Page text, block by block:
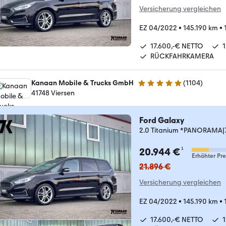
Versicherung vergleichen
EZ 04/2022 • 145.190 km •
17.600,-€ NETTO
RÜCKFAHRKAMERA
Kanaan Mobile & Trucks GmbH 4.9 Sterne (1104)
41748 Viersen
Ford Galaxy
2.0 Titanium
20.944 €¹
Erhöhter
21.896 €
Versicherung vergleichen
EZ 04/2022 • 145.190 km •
17.600,-€ NETTO